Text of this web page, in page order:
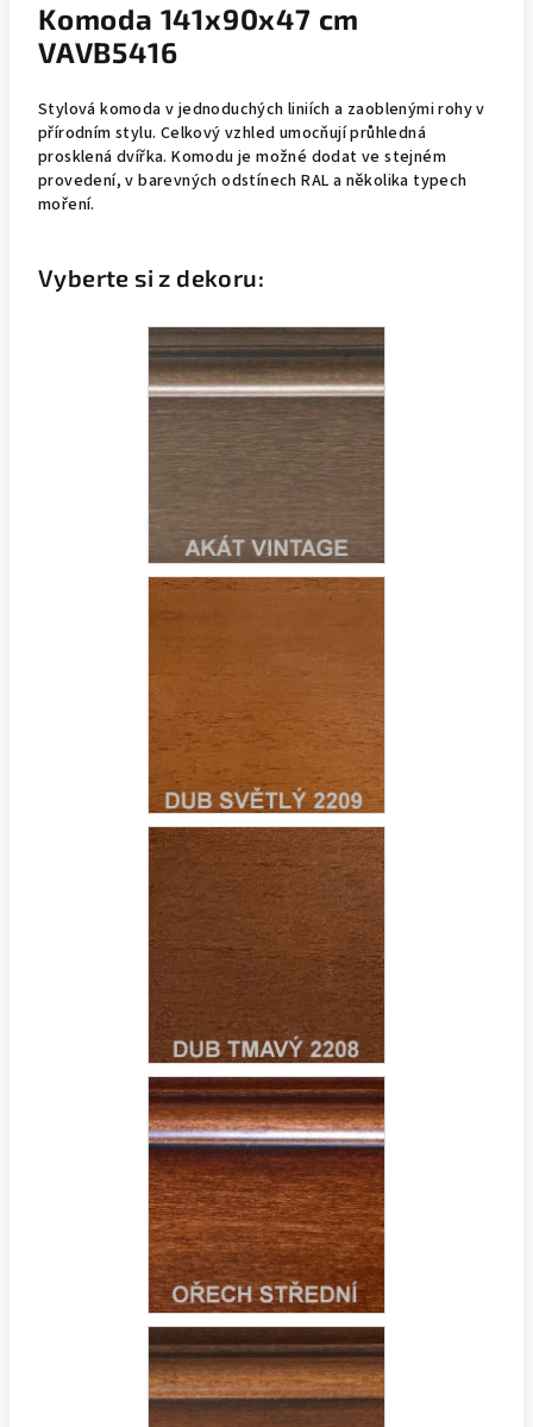
Komoda 141x90x47 cm
VAVB5416
Stylová komoda v jednoduchých liniích a zaoblenými rohy v
přírodním stylu. Celkový vzhled umocňují průhledná
prosklená dvířka. Komodu je možné dodat ve stejném
provedení, v barevných odstínech RAL a několika typech
moření.
Vyberte si z dekoru: